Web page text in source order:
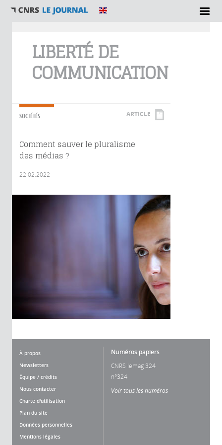
LIBERTÉ DE
COMMUNICATION
SOCIÉTÉS ARTICLE
Comment sauver le pluralisme
des médias ?
22.02.2022
À propos
Newsletters
Équipe / crédits
Nous contacter
Charte d'utilisation
Plan du site
Données personnelles
Mentions légales
Numéros papiers
CNRS lemag 324
n°324
Voir tous les numéros